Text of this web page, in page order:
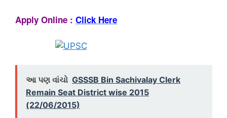
Apply Online : Click Here
આ પણ વાંચો GSSSB Bin Sachivalay Clerk
Remain Seat District wise 2015
(22/06/2015)